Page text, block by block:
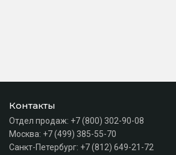
Контакты
Отдел продаж: +7 (800) 302-90-08
Москва: +7 (499) 385-55-70
Санкт-Петербург: +7 (812) 649-21-72